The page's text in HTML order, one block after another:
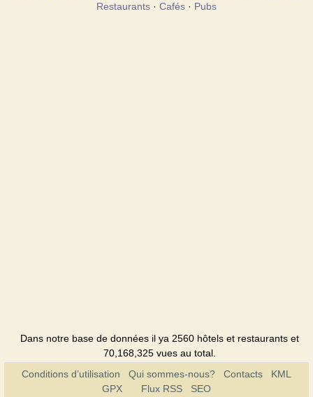
Restaurants · Cafés · Pubs
Dans notre base de données il ya 2560 hôtels et restaurants et
70,168,325 vues au total.
Conditions d’utilisation
Qui sommes-nous? Contacts
KML
GPX
Flux RSS SEO